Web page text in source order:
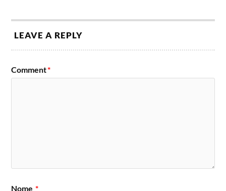
LEAVE A REPLY
Comment*
Nome *